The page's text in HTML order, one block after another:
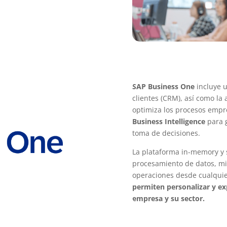
SAP Business Oneincluye
clientes (CRM), así como
optimiza los procesos
Business Intelligencepara
toma de decisiones.
La plataforma in-memory
procesamiento de datos,
operaciones desde
permiten personalizar y
empresa y su sector.